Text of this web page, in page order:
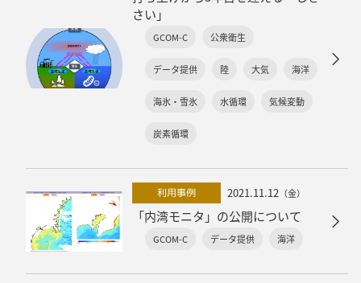
さい」
GCOM-C 公衆衛生
データ提供 陸 大気 海洋
海氷・雪氷 水循環 気候変動
炭素循環
利用事例 2021.11.12 （金）
「内湾モニタ」の公開について
GCOM-C データ提供 海洋